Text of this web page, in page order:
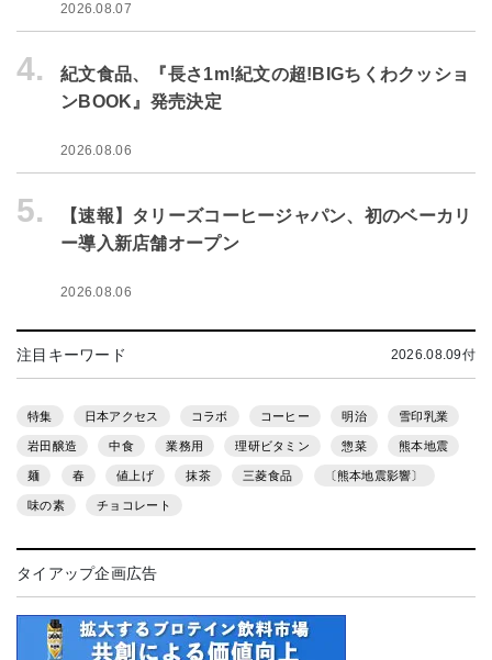
2026.08.07
4.
紀文食品、『長さ1m!紀文の超!BIGちくわクッショ
ンBOOK』発売決定
2026.08.06
5.
【速報】タリーズコーヒージャパン、初のベーカリ
ー導入新店舗オープン
2026.08.06
注目キーワード 2026.08.09付
特集 日本アクセス コラボ コーヒー 明治 雪印乳業
岩田醸造 中食 業務用 理研ビタミン 惣菜 熊本地震
麺 春 値上げ 抹茶 三菱食品 〔熊本地震影響〕
味の素 チョコレート
タイアップ企画広告